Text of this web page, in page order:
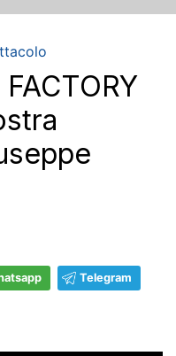
Telegram